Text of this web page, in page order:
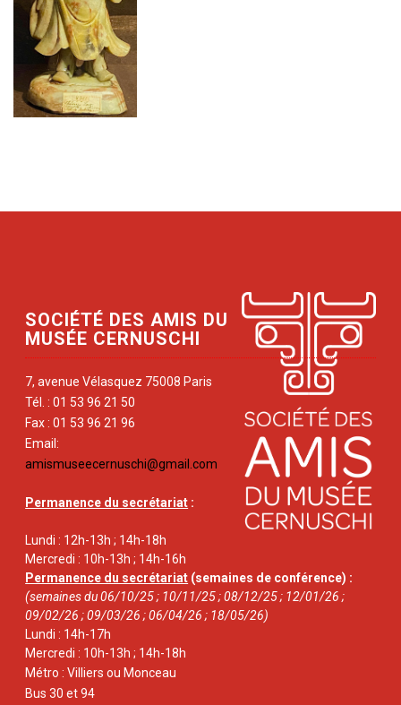
SOCIÉTÉ DES AMIS DU
MUSÉE CERNUSCHI
7, avenue Vélasquez 75008 Paris
Tél. : 01 53 96 21 50
Fax : 01 53 96 21 96
Email:
amismuseecernuschi@gmail.com
Permanence du secrétariat :
Lundi : 12h-13h ; 14h-18h
Mercredi : 10h-13h ; 14h-16h
Permanence du secrétariat (semaines de conférence) :
(semaines du 06/10/25 ; 10/11/25 ; 08/12/25 ; 12/01/26 ;
09/02/26 ; 09/03/26 ; 06/04/26 ; 18/05/26)
Lundi : 14h-17h
Mercredi : 10h-13h ; 14h-18h
Métro : Villiers ou Monceau
Bus 30 et 94